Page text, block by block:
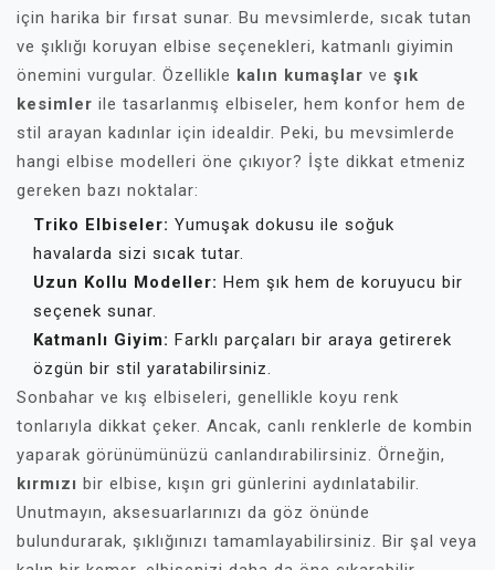
için harika bir fırsat sunar. Bu mevsimlerde, sıcak tutan
ve şıklığı koruyan elbise seçenekleri, katmanlı giyimin
önemini vurgular. Özellikle kalın kumaşlar ve şık
kesimler ile tasarlanmış elbiseler, hem konfor hem de
stil arayan kadınlar için idealdir. Peki, bu mevsimlerde
hangi elbise modelleri öne çıkıyor? İşte dikkat etmeniz
gereken bazı noktalar:
Triko Elbiseler: Yumuşak dokusu ile soğuk
havalarda sizi sıcak tutar.
Uzun Kollu Modeller: Hem şık hem de koruyucu bir
seçenek sunar.
Katmanlı Giyim: Farklı parçaları bir araya getirerek
özgün bir stil yaratabilirsiniz.
Sonbahar ve kış elbiseleri, genellikle koyu renk
tonlarıyla dikkat çeker. Ancak, canlı renklerle de kombin
yaparak görünümünüzü canlandırabilirsiniz. Örneğin,
kırmızı bir elbise, kışın gri günlerini aydınlatabilir.
Unutmayın, aksesuarlarınızı da göz önünde
bulundurarak, şıklığınızı tamamlayabilirsiniz. Bir şal veya